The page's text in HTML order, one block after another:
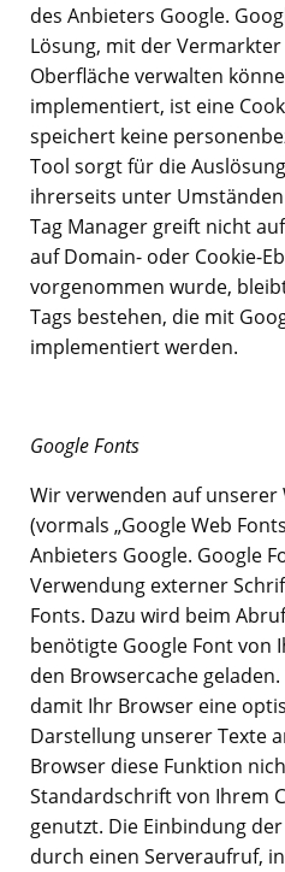
des Anbieters Google.
Lösung, mit der
Oberfläche verwalten
implementiert, ist eine
speichert keine
Tool sorgt für die
ihrerseits unter
Tag Manager greift nicht
auf Domain- oder Cookie-
vorgenommen wurde,
Tags bestehen, die mit
implementiert werden.
Google Fonts
Wir verwenden auf unserer
(vormals „Google Web
Anbieters Google. Google
Verwendung externer
Fonts. Dazu wird beim
benötigte Google Font von
den Browsercache
damit Ihr Browser eine
Darstellung unserer Texte
Browser diese Funktion
Standardschrift von Ihrem
genutzt. Die Einbindung
durch einen Serveraufruf,